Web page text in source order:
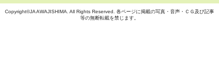
Copyright©JA AWAJISHIMA. All Rights Reserved. 各ページに掲載の写真・音声・ＣＧ及び記事
等の無断転載を禁じます。